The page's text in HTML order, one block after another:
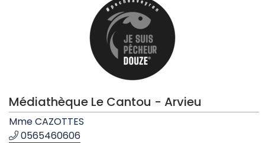
Médiathèque Le Cantou - Arvieu
Mme CAZOTTES
0565460606